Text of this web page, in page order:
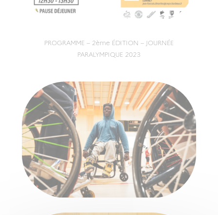
PROGRAMME – 2ème ÉDITION – JOURNÉE
PARALYMPIQUE 2023